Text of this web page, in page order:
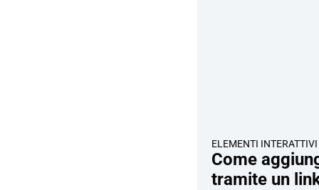
ELEMENTI INTERATTIVI
Come
tramite un